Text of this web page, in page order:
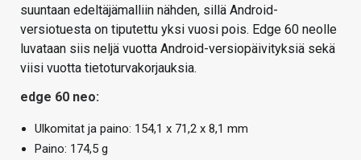
suuntaan edeltäjämalliin nähden, sillä Android-
versiotuesta on tiputettu yksi vuosi pois. Edge 60 neolle
luvataan siis neljä vuotta Android-versiopäivityksiä sekä
viisi vuotta tietoturvakorjauksia.
edge 60 neo:
Ulkomitat ja paino: 154,1 x 71,2 x 8,1 mm
Paino: 174,5 g